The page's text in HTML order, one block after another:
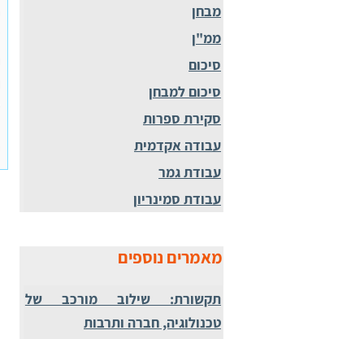
מבחן
ממ"ן
סיכום
סיכום למבחן
סקירת ספרות
עבודה אקדמית
עבודת גמר
עבודת סמינריון
מאמרים נוספים
תקשורת: שילוב מורכב של
טכנולוגיה, חברה ותרבות